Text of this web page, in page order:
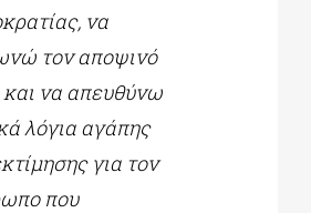
να
τον αποψινό
να απευθύνω
λόγια αγάπης
για τον
που